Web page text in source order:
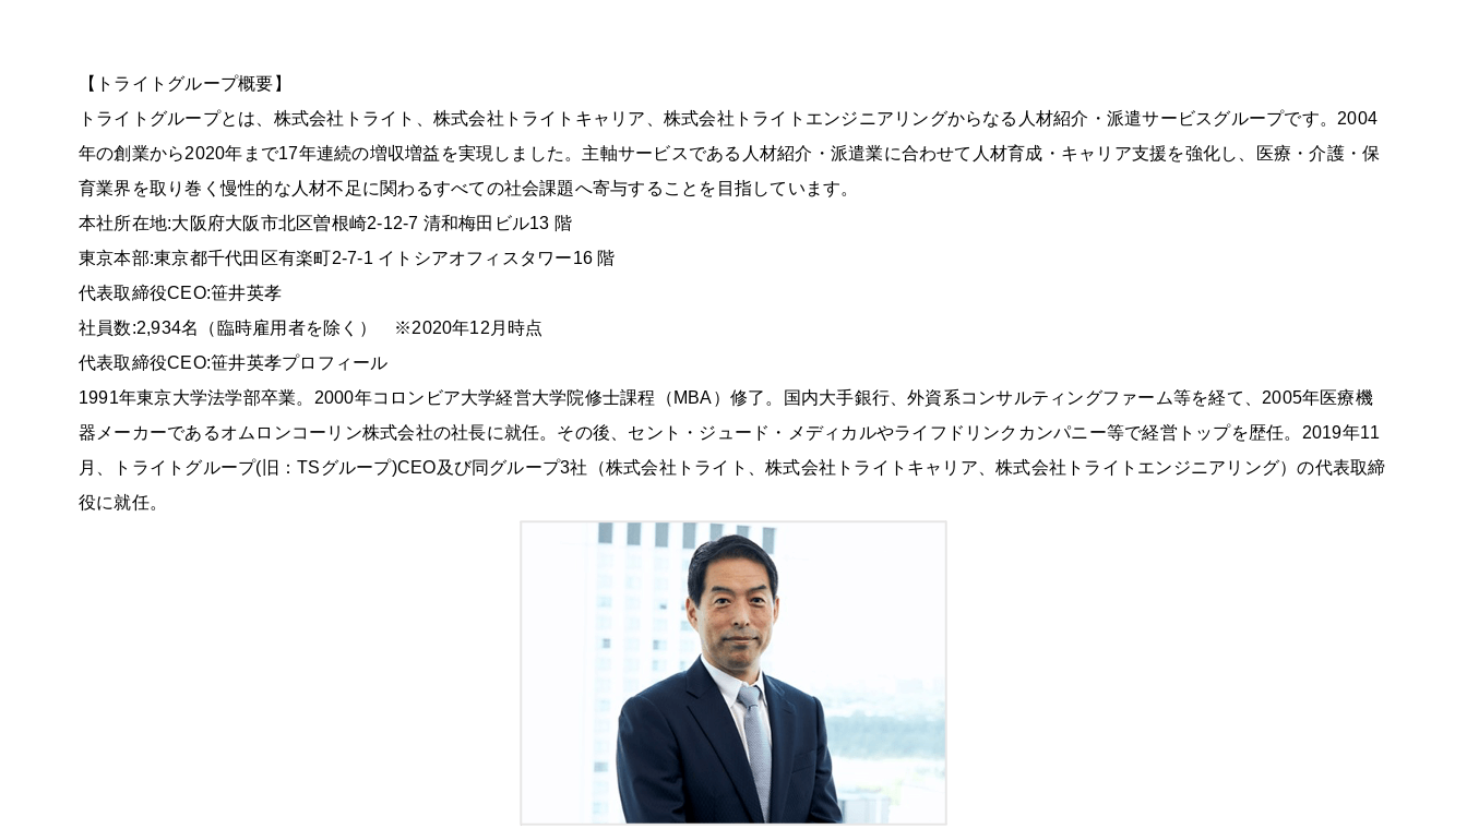
【トライトグループ概要】
トライトグループとは、株式会社トライト、株式会社トライトキャリア、株式会社トライトエンジニアリングからなる人材紹介・派遣サービスグループです。2004
年の創業から2020年まで17年連続の増収増益を実現しました。主軸サービスである人材紹介・派遣業に合わせて人材育成・キャリア支援を強化し、医療・介護・保
育業界を取り巻く慢性的な人材不足に関わるすべての社会課題へ寄与することを目指しています。
本社所在地:大阪府大阪市北区曽根崎2-12-7 清和梅田ビル13 階
東京本部:東京都千代田区有楽町2-7-1 イトシアオフィスタワー16 階
代表取締役CEO:笹井英孝
社員数:2,934名（臨時雇用者を除く） ※2020年12月時点
代表取締役CEO:笹井英孝プロフィール
1991年東京大学法学部卒業。2000年コロンビア大学経営大学院修士課程（MBA）修了。国内大手銀行、外資系コンサルティングファーム等を経て、2005年医療機
器メーカーであるオムロンコーリン株式会社の社長に就任。その後、セント・ジュード・メディカルやライフドリンクカンパニー等で経営トップを歴任。2019年11
月、トライトグループ(旧：TSグループ)CEO及び同グループ3社（株式会社トライト、株式会社トライトキャリア、株式会社トライトエンジニアリング）の代表取締
役に就任。